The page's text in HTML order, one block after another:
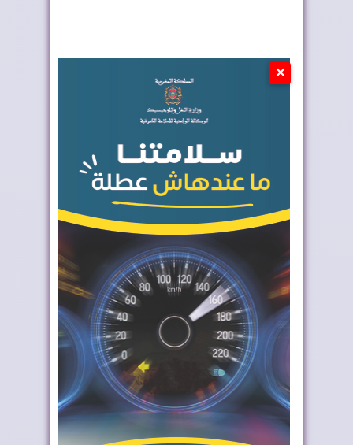
✕